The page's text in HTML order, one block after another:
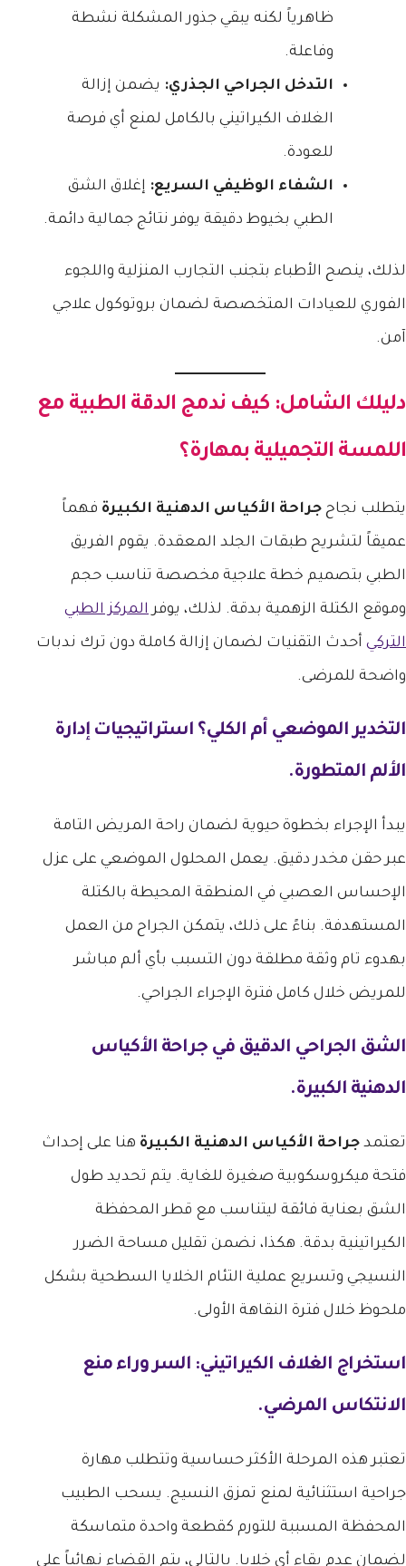
ظاهرياً لكنه يبقي جذور المشكلة نشطة
وفاعلة.
التدخل الجراحي الجذري: يضمن إزالة
الغلاف الكيراتيني بالكامل لمنع أي فرصة
للعودة.
الشفاء الوظيفي السريع: إغلاق الشق
الطبي بخيوط دقيقة يوفر نتائج جمالية دائمة.
لذلك، ينصح الأطباء بتجنب التجارب المنزلية واللجوء
الفوري للعيادات المتخصصة لضمان بروتوكول علاجي
آمن.
دليلك الشامل: كيف ندمج الدقة الطبية مع
اللمسة التجميلية بمهارة؟
يتطلب نجاح جراحة الأكياس الدهنية الكبيرة فهماً
عميقاً لتشريح طبقات الجلد المعقدة. يقوم الفريق
الطبي بتصميم خطة علاجية مخصصة تناسب حجم
وموقع الكتلة الزهمية بدقة. لذلك، يوفر المركز الطبي
التركي أحدث التقنيات لضمان إزالة كاملة دون ترك ندبات
واضحة للمرضى.
التخدير الموضعي أم الكلي؟ استراتيجيات إدارة
الألم المتطورة.
يبدأ الإجراء بخطوة حيوية لضمان راحة المريض التامة
عبر حقن مخدر دقيق. يعمل المحلول الموضعي على عزل
الإحساس العصبي في المنطقة المحيطة بالكتلة
المستهدفة. بناءً على ذلك، يتمكن الجراح من العمل
بهدوء تام وثقة مطلقة دون التسبب بأي ألم مباشر
للمريض خلال كامل فترة الإجراء الجراحي.
الشق الجراحي الدقيق في جراحة الأكياس
الدهنية الكبيرة.
تعتمد جراحة الأكياس الدهنية الكبيرة هنا على إحداث
فتحة ميكروسكوبية صغيرة للغاية. يتم تحديد طول
الشق بعناية فائقة ليتناسب مع قطر المحفظة
الكيراتينية بدقة. هكذا، نضمن تقليل مساحة الضرر
النسيجي وتسريع عملية التئام الخلايا السطحية بشكل
ملحوظ خلال فترة النقاهة الأولى.
استخراج الغلاف الكيراتيني: السر وراء منع
الانتكاس المرضي.
تعتبر هذه المرحلة الأكثر حساسية وتتطلب مهارة
جراحية استثنائية لمنع تمزق النسيج. يسحب الطبيب
المحفظة المسببة للتورم كقطعة واحدة متماسكة
لضمان عدم بقاء أي خلايا. بالتالي، يتم القضاء نهائياً على